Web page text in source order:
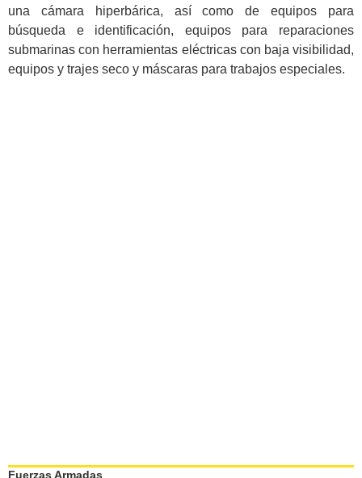
una cámara hiperbárica, así como de equipos para
búsqueda e identificación, equipos para reparaciones
submarinas con herramientas eléctricas con baja visibilidad,
equipos y trajes seco y máscaras para trabajos especiales.
Fuerzas Armadas